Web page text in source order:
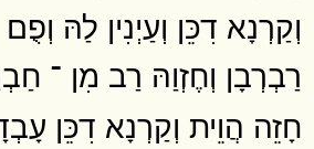
וְקַרְנָא דִכֵּן וְעַיְנִין לַהּ
רַבְרְבָן וְחֶזְוַהּ רַב מִן ־
חָזֵה הֲוֵית וְקַרְנָא דִכֵּן